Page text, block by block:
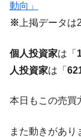
国の過剰生産が
『Money1』
『Money1』
ン』1人当たり
『Money1』
「KDDX」1番
動向」
※上掲データは
個人投資家は「
人投資家は「
本日もこの売買
また動きがあ